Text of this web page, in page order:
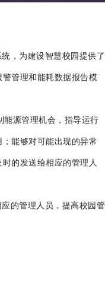
，为建设智慧校园提供了
管理和能耗数据报告模
能源管理机会，指导运行
能够对可能出现的异常
的发送给相应的管理人
的管理人员，提高校园管